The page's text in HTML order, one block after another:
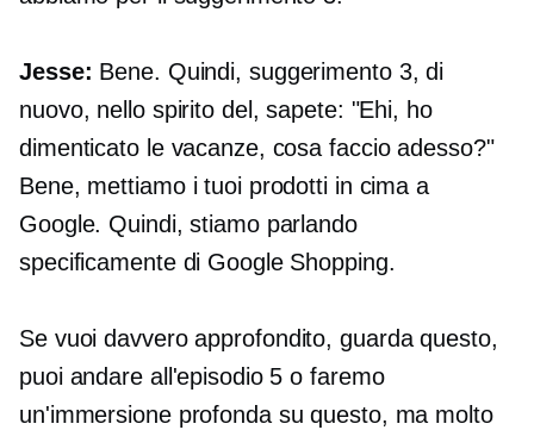
Jesse: Bene. Quindi, suggerimento 3, di
nuovo, nello spirito del, sapete: "Ehi, ho
dimenticato le vacanze, cosa faccio adesso?"
Bene, mettiamo i tuoi prodotti in cima a
Google. Quindi, stiamo parlando
specificamente di Google Shopping.
Se vuoi davveroapprofondito, guarda questo,
puoi andare all'episodio 5 o faremo
un'immersione profonda su questo, ma molto